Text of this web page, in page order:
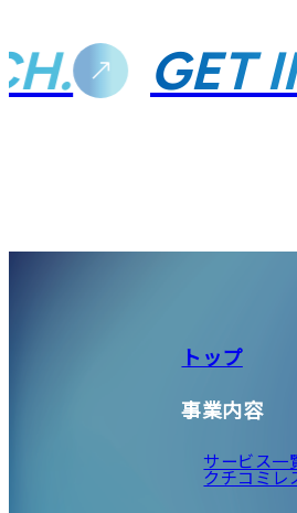
GET
トップ
事業内容
サービス一
クチコミレ